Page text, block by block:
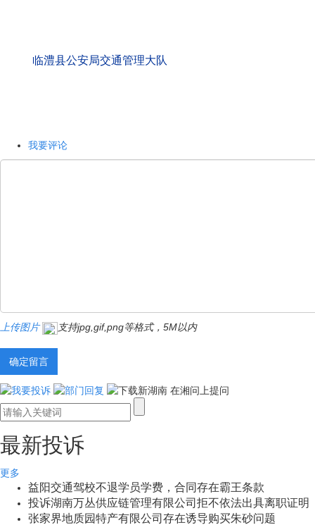
临澧县公安局交通管理大队
我要评论
上传图片 支持jpg,gif,png等格式，5M以内
最新投诉
更多
益阳交通驾校不退学员学费，合同存在霸王条款
投诉湖南万丛供应链管理有限公司拒不依法出具离职证明
张家界地质园特产有限公司存在诱导购买朱砂问题